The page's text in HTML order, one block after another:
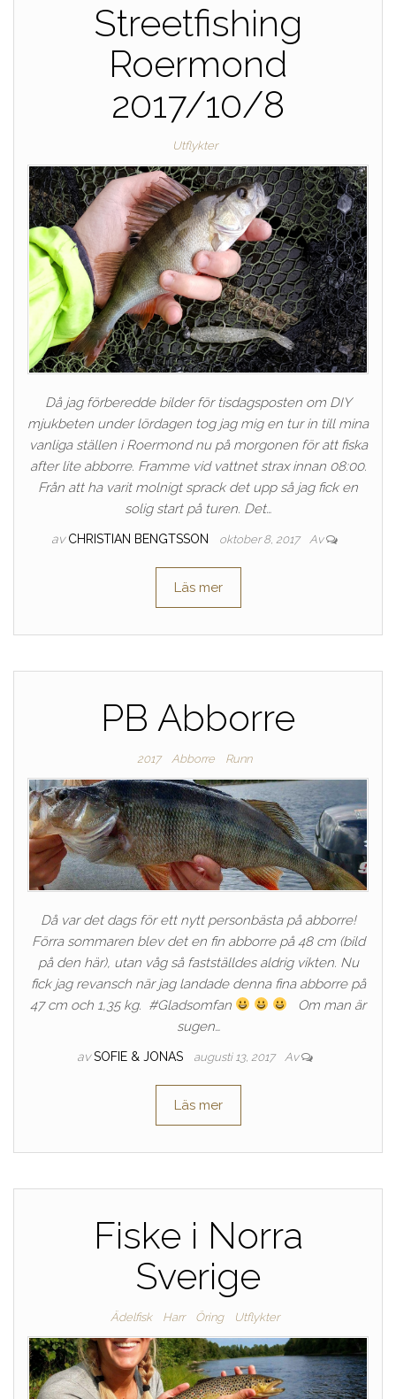
Streetfishing
Roermond
2017/10/8
Utflykter
Då jag förberedde bilder för tisdagsposten om DIY
mjukbeten under lördagen tog jag mig en tur in till mina
vanliga ställen i Roermond nu på morgonen för att fiska
after lite abborre. Framme vid vattnet strax innan 08:00.
Från att ha varit molnigt sprack det upp så jag fick en
solig start på turen. Det…
av CHRISTIAN BENGTSSON oktober 8, 2017 Av
Läs mer
PB Abborre
2017 Abborre Runn
Då var det dags för ett nytt personbästa på abborre!
Förra sommaren blev det en fin abborre på 48 cm (bild
på den här), utan våg så fastställdes aldrig vikten. Nu
fick jag revansch när jag landade denna fina abborre på
47 cm och 1,35 kg. #Gladsomfan
Om man är
sugen…
av SOFIE & JONAS augusti 13, 2017 Av
Läs mer
Fiske i Norra
Sverige
Ädelfisk Harr Öring Utflykter